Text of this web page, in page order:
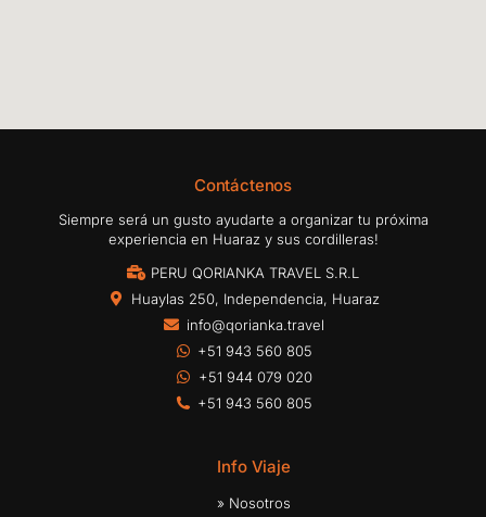
Contáctenos
Siempre será un gusto ayudarte a organizar tu próxima
experiencia en Huaraz y sus cordilleras!
PERU QORIANKA TRAVEL S.R.L
Huaylas 250, Independencia, Huaraz
info@qorianka.travel
+51 943 560 805
+51 944 079 020
+51 943 560 805
Info Viaje
» Nosotros